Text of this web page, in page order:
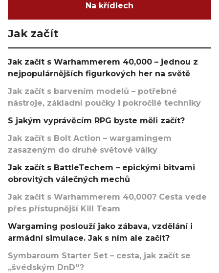
Na křídlech
Jak začít
Jak začít s Warhammerem 40,000 – jednou z
nejpopulárnějších figurkových her na světě
Jak začít s barvením modelů – potřebné
nástroje, základní poučky i pokročilé techniky
S jakým vyprávěcím RPG byste měli začít?
Jak začít s Bolt Action – wargamingem
zasazeným do druhé světové války
Jak začít s BattleTechem – epickými bitvami
obrovitých válečných mechů
Jak začít s Warhammerem 40,000? Cesta vede
přes přístupnější Kill Team
Wargaming poslouží jako zábava, vzdělání i
armádní simulace. Jak s ním ale začít?
Symbaroum Starter Set – cesta, jak začít se
„švédským DnD“?